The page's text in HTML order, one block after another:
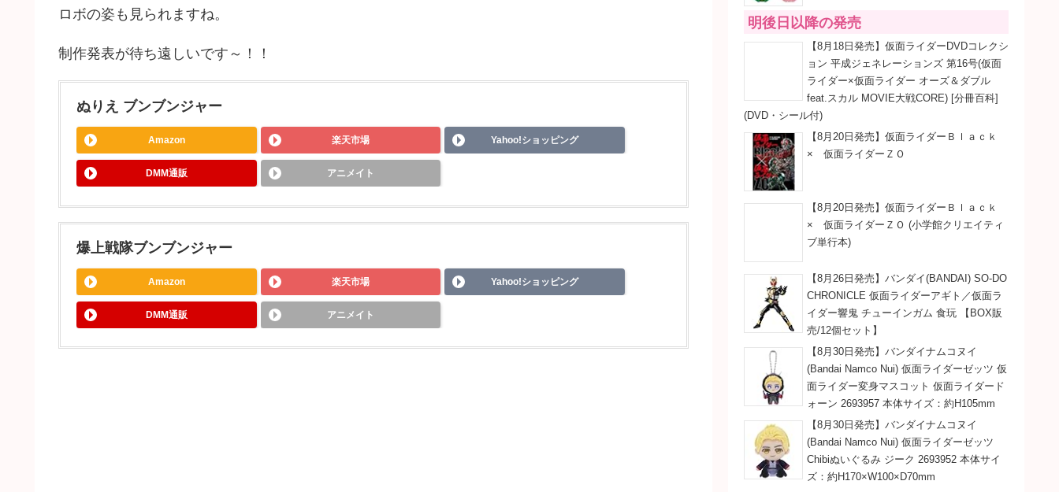
ロボの姿も見られますね。
制作発表が待ち遠しいです～！！
ぬりえ ブンブンジャー
Amazon 楽天市場 Yahoo!ショッピング
DMM通販 アニメイト
爆上戦隊ブンブンジャー
Amazon 楽天市場 Yahoo!ショッピング
DMM通販 アニメイト
明後日以降の発売
【8月18日発売】仮面ライダーDVDコレクシ
ョン 平成ジェネレーションズ 第16号(仮面
ライダー×仮面ライダー オーズ＆ダブル
feat.スカル MOVIE大戦CORE) [分冊百科]
(DVD・シール付)
【8月20日発売】仮面ライダーＢｌａｃｋ
× 仮面ライダーＺＯ
【8月20日発売】仮面ライダーＢｌａｃｋ
× 仮面ライダーＺＯ (小学館クリエイティ
ブ単行本)
【8月26日発売】バンダイ(BANDAI) SO-DO
CHRONICLE 仮面ライダーアギト／仮面ラ
イダー響鬼 チューインガム 食玩 【BOX販
売/12個セット】
【8月30日発売】バンダイナムコヌイ
(Bandai Namco Nui) 仮面ライダーゼッツ 仮
面ライダー変身マスコット 仮面ライダード
ォーン 2693957 本体サイズ：約H105mm
【8月30日発売】バンダイナムコヌイ
(Bandai Namco Nui) 仮面ライダーゼッツ
Chibiぬいぐるみ ジーク 2693952 本体サイ
ズ：約H170×W100×D70mm